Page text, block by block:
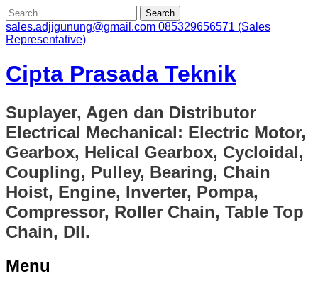
Search
for:
sales.adjigunung@gmail.com 085329656571 (Sales
Representative)
Cipta Prasada Teknik
Suplayer, Agen dan Distributor
Electrical Mechanical: Electric Motor,
Gearbox, Helical Gearbox, Cycloidal,
Coupling, Pulley, Bearing, Chain
Hoist, Engine, Inverter, Pompa,
Compressor, Roller Chain, Table Top
Chain, Dll.
Menu